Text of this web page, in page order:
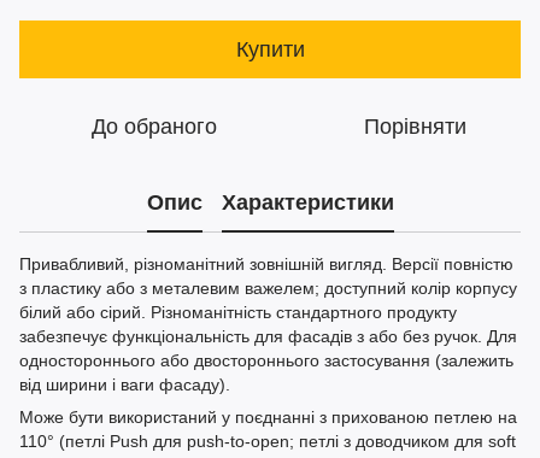
Купити
До обраного Порівняти
Опис Характеристики
Привабливий, різноманітний зовнішній вигляд. Версії повністю
з пластику або з металевим важелем; доступний колір корпусу
білий або сірий. Різноманітність стандартного продукту
забезпечує функціональність для фасадів з або без ручок. Для
одностороннього або двостороннього застосування (залежить
від ширини і ваги фасаду).
Може бути використаний у поєднанні з прихованою петлею на
110° (петлі Push для push-to-open; петлі з доводчиком для soft